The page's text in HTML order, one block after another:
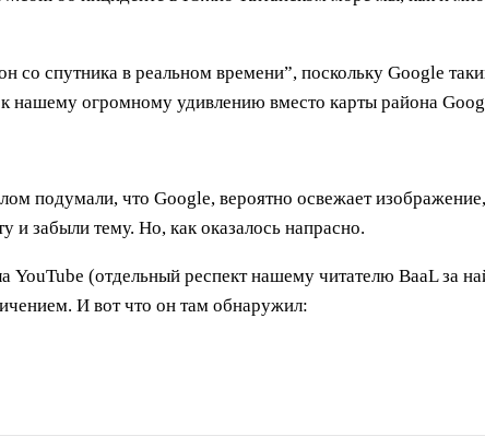
со спутника в реальном времени”, поскольку Google
нашему огромному удивлению вместо карты района
подумали, что Google, вероятно освежает
и забыли тему. Но, как оказалось напрасно.
YouTube (отдельный респект нашему читателю BaaL за
И вот что он там обнаружил: